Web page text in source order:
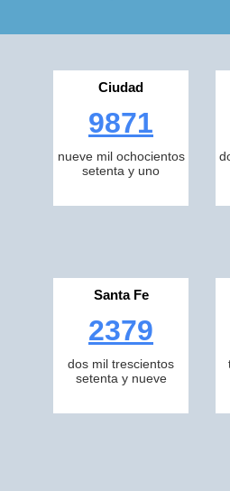
Ciudad
9871
nueve mil ochocientos
setenta y uno
Santa Fe
2379
dos mil trescientos
setenta y nueve